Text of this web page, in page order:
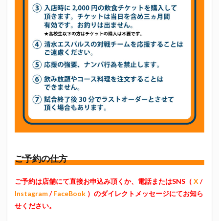
いて
ご予約の仕方
ご予約は店舗にて直接お申込み頂くか、電話またはSNS（ X /
Instagram/FaceBook ）のダイレクトメッセージにてお知ら
せください。
宝塚記念
宮崎本店
富士宮やきそば
富士正酒造
富士錦 富士錦酒造
小野友樹
山とおでん
山下メロン園
川崎フロンターレ
平喜酒造
御殿場豆腐
日本酒
日清 春華堂
春風亭昇太
木村飲料
杉井酒造
杉錦酒造
東レアローズ静岡
森本酒造
権田修一
横浜F・マリノス
清水エスパルス
清水東高校
湘南ベルマーレ
真卓朗商店
神沢川酒造場
立教大学 競馬部
米久
肋さん
臥龍梅 花の舞
花の舞酒造
花の舞酒造株式会社
英君
英君酒造
葵煎餅本家